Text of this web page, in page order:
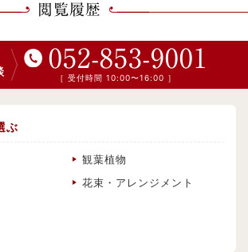
閲覧履歴
052-853-9001
［ 受付時間 10:00〜16:00 ］
ぶ
観葉植物
花束・アレンジメント